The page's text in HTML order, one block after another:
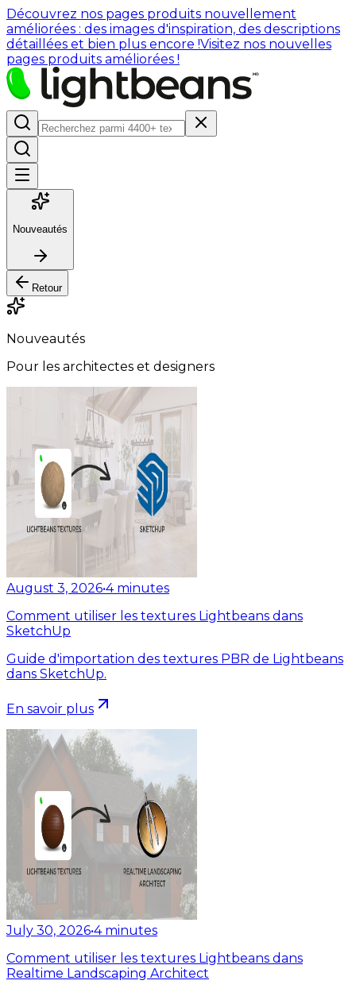
Découvrez nos pages produits nouvellement
améliorées : des images d'inspiration, des descriptions
détaillées et bien plus encore !Visitez nos nouvelles
pages produits améliorées !
Nouveautés
Retour
Nouveautés
Pour les architectes et designers
August 3, 2026•4 minutes
Comment utiliser les textures Lightbeans dans
SketchUp
Guide d'importation des textures PBR de Lightbeans
dans SketchUp.
En savoir plus
July 30, 2026•4 minutes
Comment utiliser les textures Lightbeans dans
Realtime Landscaping Architect